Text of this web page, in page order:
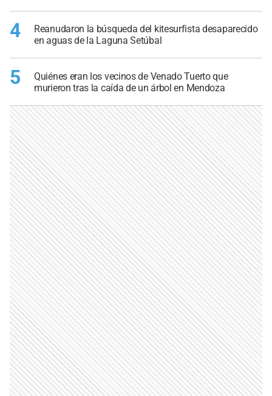
4
Reanudaron la búsqueda del kitesurfista desaparecido
en aguas de la Laguna Setúbal
5
Quiénes eran los vecinos de Venado Tuerto que
murieron tras la caída de un árbol en Mendoza